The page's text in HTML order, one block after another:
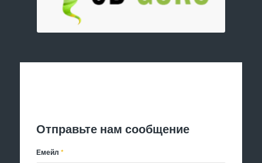
Отправьте нам сообщение
Емейл*